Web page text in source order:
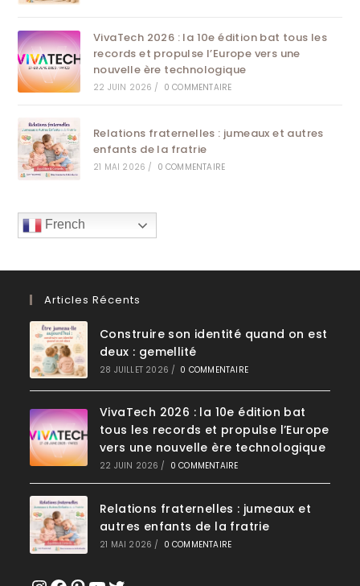
VivaTech 2026 : la 10e édition bat tous les
records et propulse l’Europe vers une
nouvelle ère technologique
22 JUIN 2026 / 0 COMMENTAIRE
Relations fraternelles : jumeaux et autres
enfants de la fratrie
21 MAI 2026 / 0 COMMENTAIRE
French
Articles Récents
Construire son identité quand on est
deux : gemellité
28 JUILLET 2026 / 0 COMMENTAIRE
VivaTech 2026 : la 10e édition bat
tous les records et propulse l’Europe
vers une nouvelle ère technologique
22 JUIN 2026 / 0 COMMENTAIRE
Relations fraternelles : jumeaux et
autres enfants de la fratrie
21 MAI 2026 / 0 COMMENTAIRE